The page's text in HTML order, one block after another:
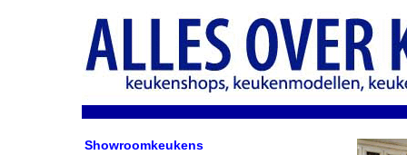
Showroomkeukens